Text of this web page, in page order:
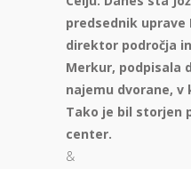
predsednik uprave
direktor področja
Merkur, podpisala
najemu dvorane,
Tako je bil storjen
center.
&